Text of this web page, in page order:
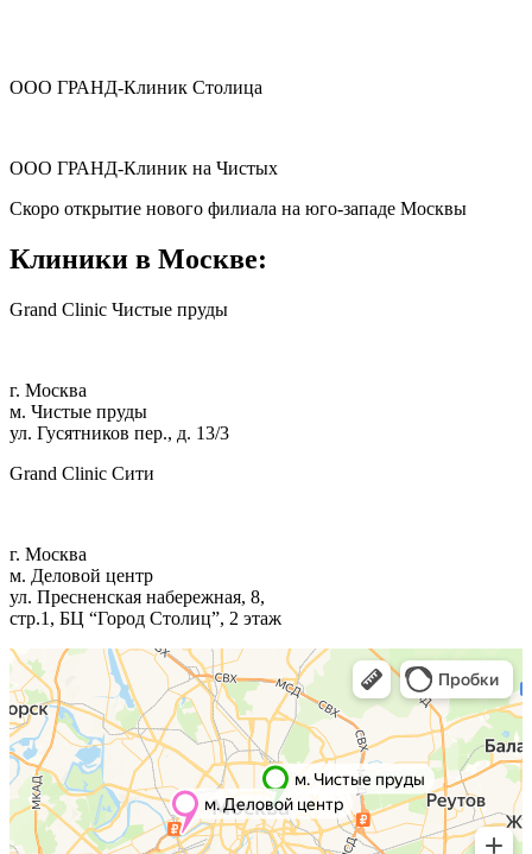
ООО ГРАНД-Клиник Столица
ООО ГРАНД-Клиник на Чистых
Скоро открытие нового филиала на юго-западе Москвы
Клиники в Москве:
Grand Clinic Чистые пруды
г. Москва
м. Чистые пруды
ул. Гусятников пер., д. 13/3
Grand Clinic Сити
г. Москва
м. Деловой центр
ул. Пресненская набережная, 8,
стр.1, БЦ “Город Столиц”, 2 этаж